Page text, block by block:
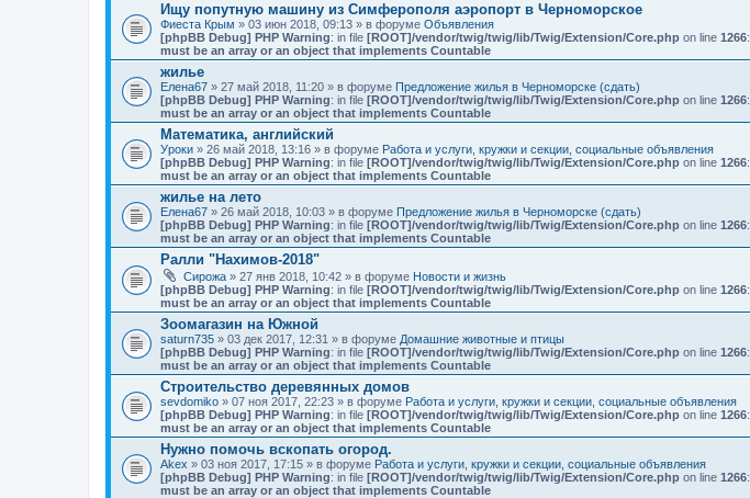
Ищу попутную машину из Симферополя аэропорт в Черноморское
Фиеста Крым » 03 июн 2018, 09:13 » в форуме Объявления
[phpBB Debug] PHP Warning: in file [ROOT]/vendor/twig/twig/lib/Twig/Extension/Core.php on line 1266:
must be an array or an object that implements Countable
жилье
Елена67 » 27 май 2018, 11:20 » в форуме Предложение жилья в Черноморске (сдать)
[phpBB Debug] PHP Warning: in file [ROOT]/vendor/twig/twig/lib/Twig/Extension/Core.php on line 1266:
must be an array or an object that implements Countable
Математика, английский
Уроки » 26 май 2018, 13:16 » в форуме Работа и услуги, кружки и секции, социальные объявления
[phpBB Debug] PHP Warning: in file [ROOT]/vendor/twig/twig/lib/Twig/Extension/Core.php on line 1266:
must be an array or an object that implements Countable
жилье на лето
Елена67 » 26 май 2018, 10:03 » в форуме Предложение жилья в Черноморске (сдать)
[phpBB Debug] PHP Warning: in file [ROOT]/vendor/twig/twig/lib/Twig/Extension/Core.php on line 1266:
must be an array or an object that implements Countable
Ралли "Нахимов-2018"
Сирожа » 27 янв 2018, 10:42 » в форуме Новости и жизнь
[phpBB Debug] PHP Warning: in file [ROOT]/vendor/twig/twig/lib/Twig/Extension/Core.php on line 1266:
must be an array or an object that implements Countable
Зоомагазин на Южной
saturn735 » 03 дек 2017, 12:31 » в форуме Домашние животные и птицы
[phpBB Debug] PHP Warning: in file [ROOT]/vendor/twig/twig/lib/Twig/Extension/Core.php on line 1266:
must be an array or an object that implements Countable
Строительство деревянных домов
sevdomiko » 07 ноя 2017, 22:23 » в форуме Работа и услуги, кружки и секции, социальные объявления
[phpBB Debug] PHP Warning: in file [ROOT]/vendor/twig/twig/lib/Twig/Extension/Core.php on line 1266:
must be an array or an object that implements Countable
Нужно помочь вскопать огород.
Akex » 03 ноя 2017, 17:15 » в форуме Работа и услуги, кружки и секции, социальные объявления
[phpBB Debug] PHP Warning: in file [ROOT]/vendor/twig/twig/lib/Twig/Extension/Core.php on line 1266:
must be an array or an object that implements Countable